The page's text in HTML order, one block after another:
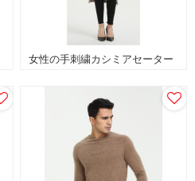
女性の手刺繍カシミアセーター